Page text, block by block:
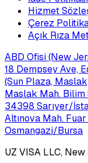
Hizmet
Çerez
Açık Rıza
ABD Ofisi (New
18 Dempsey Ave,
(Sun Plaza,
Maslak Mah. Bilim
34398 Sarıyer/
Altınova Mah.
Osmangazi/Bursa
UZ VISA LLC,